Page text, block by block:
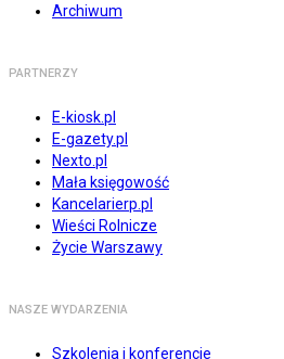
Archiwum
PARTNERZY
E-kiosk.pl
E-gazety.pl
Nexto.pl
Mała księgowość
Kancelarierp.pl
Wieści Rolnicze
Życie Warszawy
NASZE WYDARZENIA
Szkolenia i konferencje